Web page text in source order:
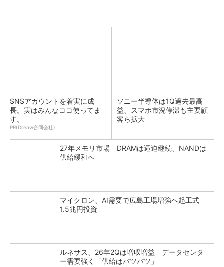
SNSアカウントを着実に成
長。実はみんなココ使ってま
す。
PR(Dreaw合同会社)
ソニー半導体は1Q過去最高
益、スマホ市況停滞も主要顧
客ら拡大
27年メモリ市場 DRAMは逼迫継続、NANDは
供給緩和へ
マイクロン、AI需要で広島工場増強へ起工式
1.5兆円投資
ルネサス、26年2Qは増収増益 データセンタ
ー需要強く「供給はパツパツ」